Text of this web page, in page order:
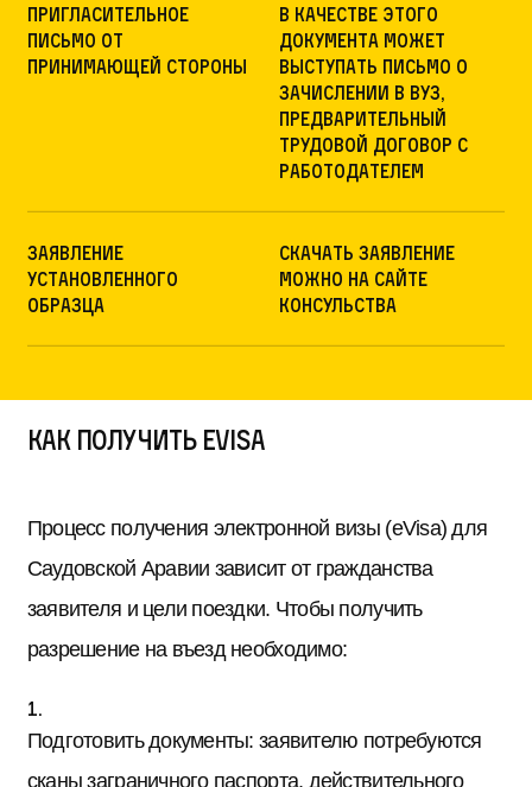
Пригласительное
письмо от
принимающей стороны
В качестве этого
документа может
выступать письмо о
зачислении в вуз,
предварительный
трудовой договор с
работодателем
Заявление
установленного
образца
Скачать заявление
можно на сайте
консульства
Как получить eVisa
Процесс получения электронной визы (eVisa) для
Саудовской Аравии зависит от гражданства
заявителя и цели поездки. Чтобы получить
разрешение на въезд необходимо:
Подготовить документы: заявителю потребуются
сканы заграничного паспорта, действительного